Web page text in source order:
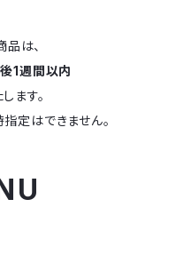
品は、
1週間以内
ます。
定はできません。